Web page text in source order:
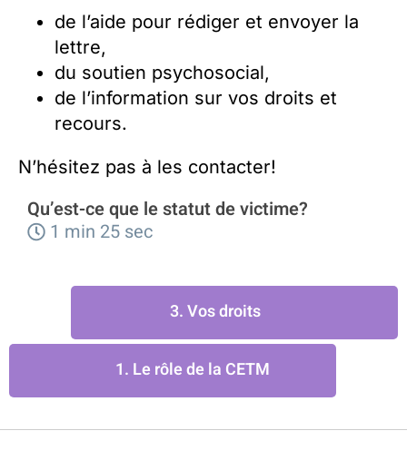
de l’aide pour rédiger et envoyer la
lettre,
du soutien psychosocial,
de l’information sur vos droits et
recours.
N’hésitez pas à les contacter!
Qu’est-ce que le statut devictime?
1 min 25 sec
3. Vos droits
1. Le rôle de la CETM